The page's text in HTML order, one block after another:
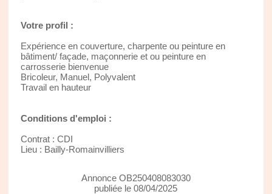
Votre profil :
Expérience en couverture, charpente ou peinture en
bâtiment/ façade, maçonnerie et ou peinture en
carrosserie bienvenue
Bricoleur, Manuel, Polyvalent
Travail en hauteur
Conditions d'emploi :
Contrat : CDI
Lieu : Bailly-Romainvilliers
Annonce OB250408083030
publiée le 08/04/2025